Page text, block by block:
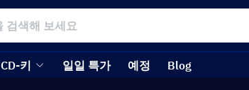
CD-키 일일 특가 예정 Blog